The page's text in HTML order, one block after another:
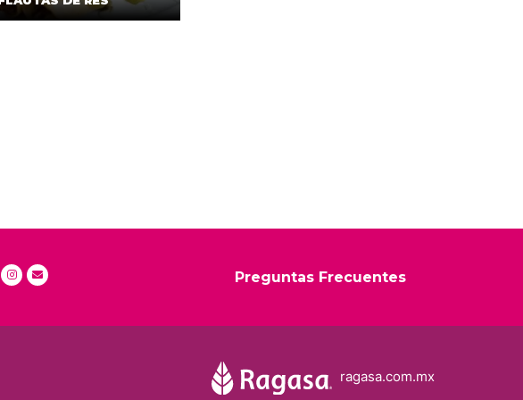
Preguntas Frecuentes
ragasa.com.mx